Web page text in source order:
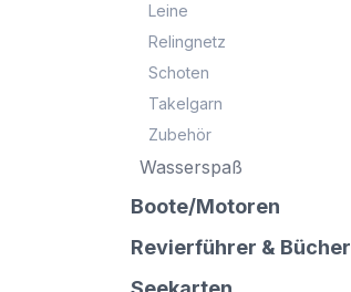
Leine
Relingnetz
Schoten
Takelgarn
Zubehör
Wasserspaß
Boote/Motoren
Revierführer & Bücher